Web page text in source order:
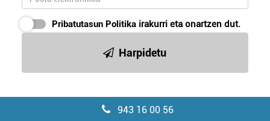
Pribatutasun Politika irakurri eta onartzen dut.
Harpidetu
943 16 00 56